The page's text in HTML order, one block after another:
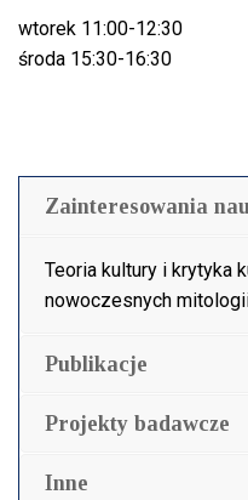
wtorek 11:00-12:30
środa 15:30-16:30
Zainteresowania
Teoria kultury i krytyka
nowoczesnych
Publikacje
Projekty badawcze
Inne